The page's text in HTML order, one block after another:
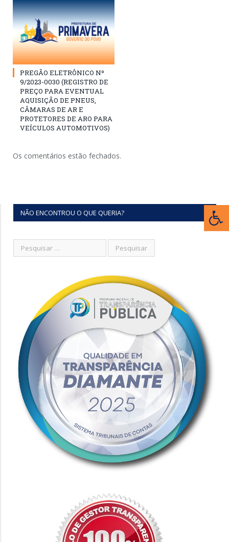
PREGÃO ELETRÔNICO Nº
9/2023-0030 (REGISTRO DE
PREÇO PARA EVENTUAL
AQUISIÇÃO DE PNEUS,
CÂMARAS DE AR E
PROTETORES DE ARO PARA
VEÍCULOS AUTOMOTIVOS)
Os comentários estão fechados.
NÃO ENCONTROU O QUE QUERIA?